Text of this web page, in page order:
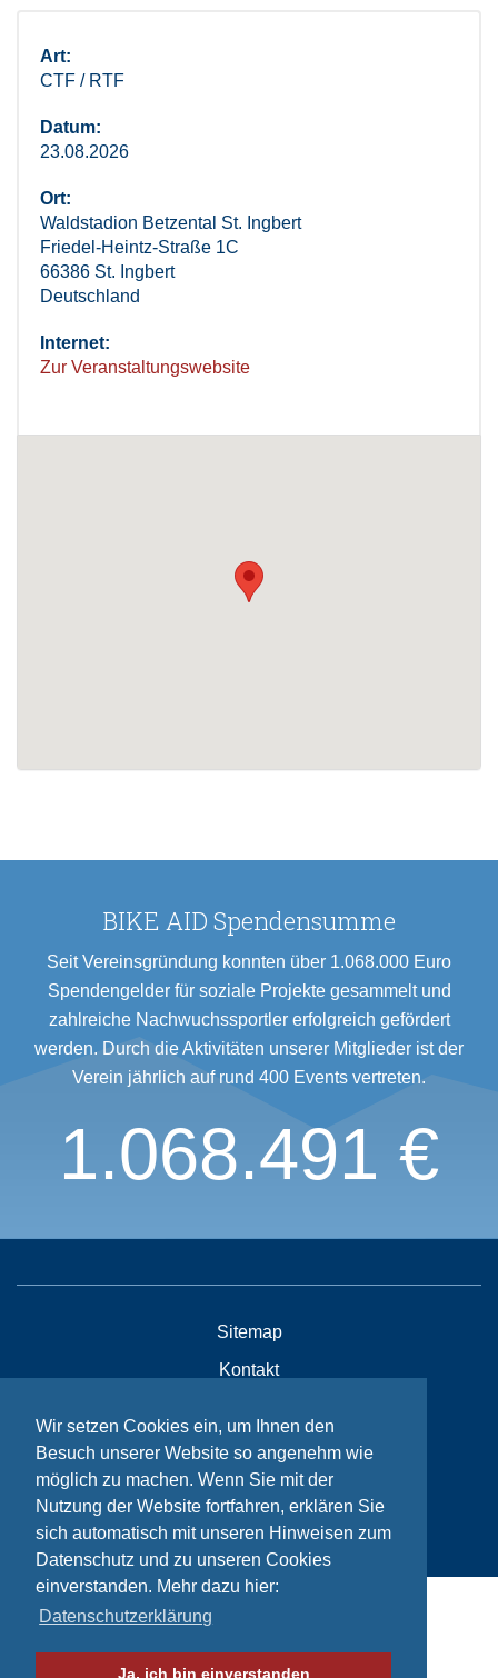
Wir setzen Cookies ein, um Ihnen den
Besuch unserer Website so angenehm wie
möglich zu machen. Wenn Sie mit der
Nutzung der Website fortfahren, erklären Sie
sich automatisch mit unseren Hinweisen zum
Datenschutz und zu unseren Cookies
einverstanden. Mehr dazu hier:
Datenschutzerklärung
Ja, ich bin einverstanden
Art:
CTF / RTF
Datum:
23.08.2026
Ort:
Waldstadion Betzental St. Ingbert
Friedel-Heintz-Straße 1C
66386 St. Ingbert
Deutschland
Internet:
Zur Veranstaltungswebsite
BIKE AID Spendensumme
Seit Vereinsgründung konnten über 1.068.000 Euro
Spendengelder für soziale Projekte gesammelt und
zahlreiche Nachwuchssportler erfolgreich gefördert
werden. Durch die Aktivitäten unserer Mitglieder ist der
Verein jährlich auf rund 400 Events vertreten.
1.068.491 €
Sitemap
Kontakt
Datenschutzhinweise
© Bikeaid 2026